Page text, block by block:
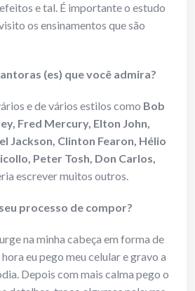
e tal. É importante o estudo
os ensinamentos que são
(es) que você admira?
e de vários estilos como Bob
Fred Mercury, Elton John,
Jackson, Clinton Fearon, Hélio
Peter Tosh, Don Carlos,
escrever muitos outros.
processo de compor?
na minha cabeça em forma de
eu pego meu celular e gravo a
Depois com mais calma pego o